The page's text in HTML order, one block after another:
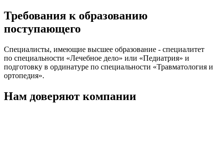
Требования к образованию
поступающего
Специалисты, имеющие высшее образование - специалитет
по специальности «Лечебное дело» или «Педиатрия» и
подготовку в ординатуре по специальности «Травматология и
ортопедия».
Нам доверяют компании